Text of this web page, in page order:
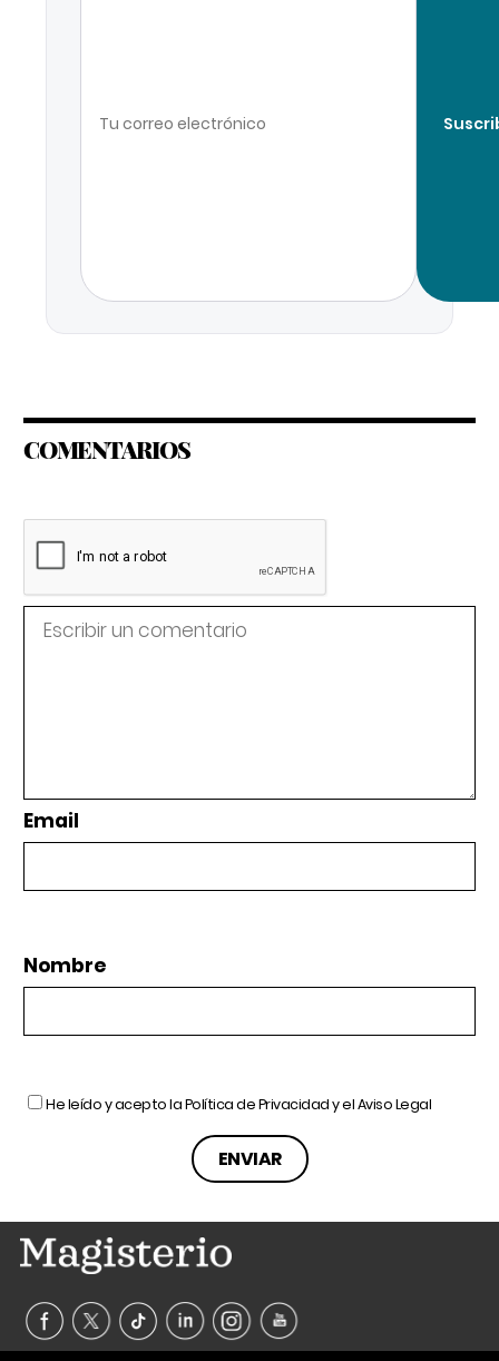
COMENTARIOS
Email
Nombre
He leído y acepto laPolítica de Privacidady elAviso Legal